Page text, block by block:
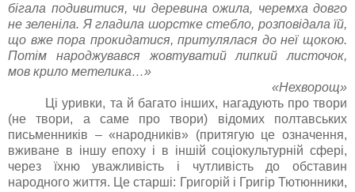
бігала подивитися, чи деревина ожила, черемха довго
не зеленіла. Я гладила шорстке стебло, розповідала їй,
що вже пора прокидатися, притулялася до неї щокою.
Потім народжувався жовтуватий липкий листочок,
мов крило метелика…»
«Нехворощ»
Ці уривки, та й багато інших, нагадують про твори
(не твори, а саме про твори) відомих полтавських
письменників – «народників» (притягую це означення,
вживане в іншу епоху і в іншій соціокультурній сфері,
через їхню уважливість і чутливість до обставин
народного життя. Це старші: Григорій і Григір Тютюнники,